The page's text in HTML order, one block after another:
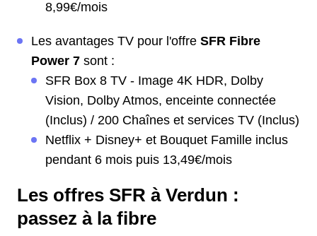
8,99€/mois
Les avantages TV pour l'offre SFR Fibre
Power 7 sont :
SFR Box 8 TV - Image 4K HDR, Dolby
Vision, Dolby Atmos, enceinte connectée
(Inclus) / 200 Chaînes et services TV (Inclus)
Netflix + Disney+ et Bouquet Famille inclus
pendant 6 mois puis 13,49€/mois
Les offres SFR à Verdun :
passez à la fibre